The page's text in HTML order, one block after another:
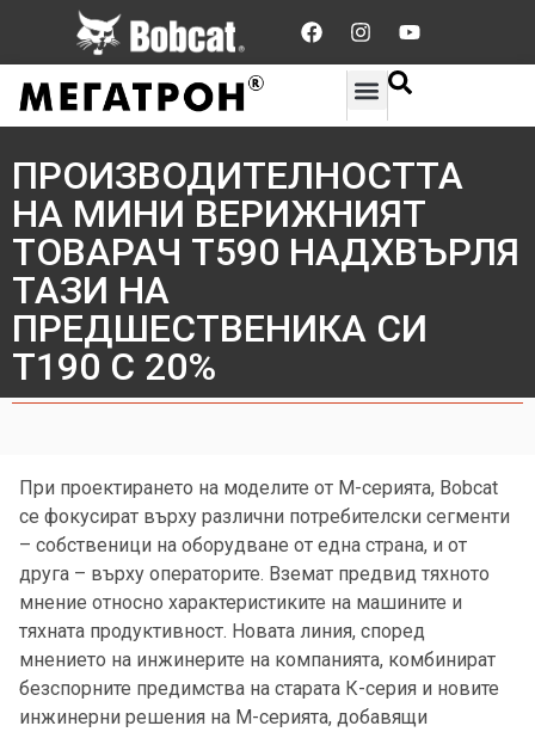
ПРОИЗВОДИТЕЛНОСТТА
НА МИНИ ВЕРИЖНИЯТ
ТОВАРАЧ Т590 НАДХВЪРЛЯ
ТАЗИ НА
ПРЕДШЕСТВЕНИКА СИ
Т190 С 20%
При проектирането на моделите от М-серията, Bobcat
се фокусират върху различни потребителски сегменти
– собственици на оборудване от една страна, и от
друга – върху операторите. Вземат предвид тяхното
мнение относно характеристиките на машините и
тяхната продуктивност. Новата линия, според
мнението на инжинерите на компанията, комбинират
безспорните предимства на старата К-серия и новите
инжинерни решения на М-серията, добавящи